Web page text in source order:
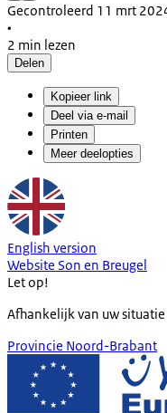
Gecontroleerd 11 mrt
•
2 min lezen
Delen
Kopieer link
Deel via e-mail
Printen
Meer deelopties
English version
Website Son en Breugel
Let op!
Afhankelijk van uw
Provincie Noord-Brabant